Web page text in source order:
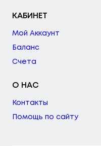
КАБИНЕТ
Мой Аккаунт
Баланс
Счета
О НАС
Контакты
Помощь по сайту